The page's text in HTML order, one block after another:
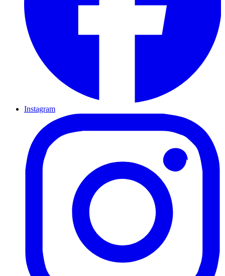
Instagram